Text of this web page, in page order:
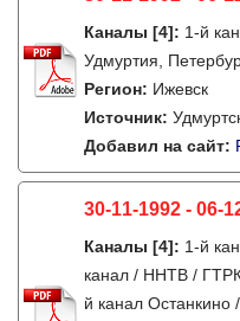
Каналы [4]: 1-й
Удмуртия,
Регион: Ижевск
Источник:
Добавил на сайт:
30-11-1992 - 06-
Каналы [4]: 1-й
канал / ННТВ /
й канал Останкино